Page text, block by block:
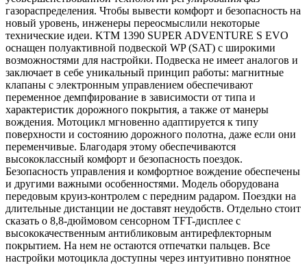
газораспределения. Чтобы вывести комфорт и безопасность на
новый уровень, инженеры переосмыслили некоторые
технические идеи. KTM 1390 SUPER ADVENTURE S EVO
оснащен полуактивной подвеской WP (SAT) с широкими
возможностями для настройки. Подвеска не имеет аналогов и
заключает в себе уникальный принцип работы: магнитные
клапаны с электронным управлением обеспечивают
переменное демпфирование в зависимости от типа и
характеристик дорожного покрытия, а также от манеры
вождения. Мотоцикл мгновенно адаптируется к типу
поверхности и состоянию дорожного полотна, даже если они
переменчивые. Благодаря этому обеспечиваются
высококлассный комфорт и безопасность поездок.
Безопасность управления и комфортное вождение обеспечены
и другими важными особенностями. Модель оборудована
передовым круиз-контролем с передним радаром. Поездки на
длительные дистанции не доставят неудобств. Отдельно стоит
сказать о 8,8-дюймовом сенсорном TFT-дисплее с
высококачественным антибликовым антирефлекторным
покрытием. На нем не остаются отпечатки пальцев. Все
настройки мотоцикла доступны через интуитивно понятное